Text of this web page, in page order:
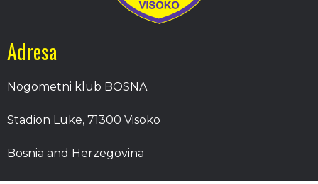
Adresa
Nogometni klub BOSNA
Stadion Luke, 71300 Visoko
Bosnia and Herzegovina